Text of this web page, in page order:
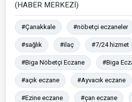
(HABER MERKEZİ)
#Çanakkale #nöbetçi eczaneler
#sağlık #ilaç #7/24 hizmet
#Biga Nöbetçi Eczane #Biga
#açık eczane #Ayvacık eczane
#Ezine eczane #çan eczane